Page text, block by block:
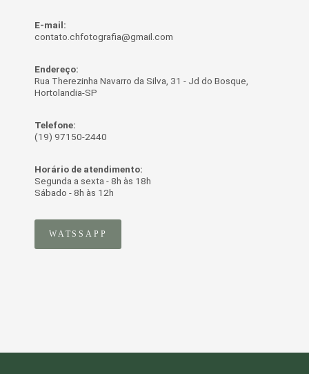
E-mail:
contato.chfotografia@gmail.com
Endereço:
Rua Therezinha Navarro da Silva, 31 - Jd do Bosque,
Hortolandia-SP
Telefone:
(19) 97150-2440
Horário de atendimento:
Segunda a sexta - 8h às 18h
Sábado - 8h às 12h
WATSSAPP